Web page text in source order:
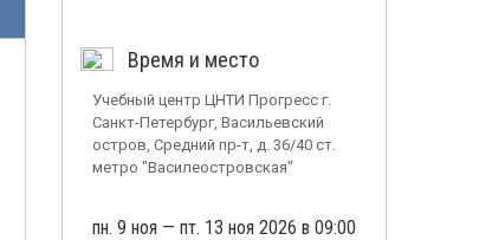
Время и место
Учебный центр ЦНТИ Прогресс г.
Санкт-Петербург, Васильевский
остров, Средний пр-т, д. 36/40 ст.
метро "Василеостровская"
пн. 9 ноя — пт. 13 ноя 2026 в 09:00